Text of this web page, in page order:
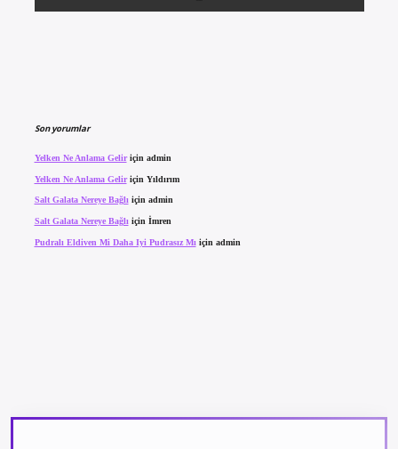
Son yorumlar
Yelken Ne Anlama Geliriçin admin
Yelken Ne Anlama Geliriçin Yıldırım
Salt Galata Nereye Bağlıiçin admin
Salt Galata Nereye Bağlı için İmren
Pudralı Eldiven Mi Daha Iyi Pudrasız Mı için admin